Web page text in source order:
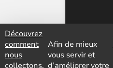
Découvrez
comment
nous
collectons,
Afin de mieux
vous servir et
d’améliorer votre